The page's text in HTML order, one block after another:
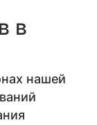
в
нашей